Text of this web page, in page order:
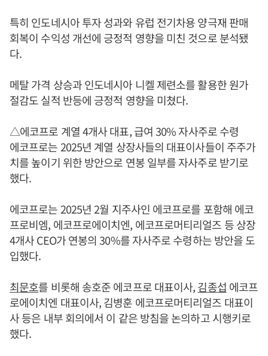
특히 인도네시아 투자 성과와 유럽 전기차용 양극재 판매
회복이 수익성 개선에 긍정적 영향을 미친 것으로 분석됐
다.
메탈 가격 상승과 인도네시아 니켈 제련소를 활용한 원가
절감도 실적 반등에 긍정적 영향을 미쳤다.
△에코프로 계열 4개사 대표, 급여 30% 자사주로 수령
에코프로는 2025년 계열 상장사들의 대표이사들이 주주가
치를 높이기 위한 방안으로 연봉 일부를 자사주로 받기로
했다.
에코프로는 2025년 2월 지주사인 에코프로를 포함해 에코
프로비엠, 에코프로에이치엔, 에코프로머티리얼즈 등 상장
4개사 CEO가 연봉의 30%를 자사주로 수령하는 방안을 도
입했다.
최문호를 비롯해 송호준 에코프로 대표이사,김종섭 에코프
로에이치엔 대표이사, 김병훈 에코프로머티리얼즈 대표이
사 등은 내부 회의에서 이 같은 방침을 논의하고 시행키로
했다.